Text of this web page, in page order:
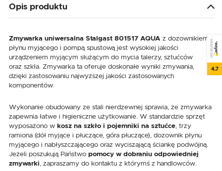
Opis produktu
Zmywarka uniwersalna Stalgast 801517 AQUA z dozownikiem
płynu myjącego i pompą spustową jest wysokiej jakości
urządzeniem myjącym służącym do mycia talerzy, sztućców
oraz szkła. Zmywarka ta oferuje doskonałe wyniki zmywania,
dzięki zastosowaniu najwyższej jakości zastosowanych
komponentów.
Wykonanie obudowany ze stali nierdzewnej sprawia, że zmywarka
zapewnia łatwe i higieniczne użytkowanie. W standardzie sprzęt
wyposażono w kosz na szkło i pojemniki na sztućce , trzy
ramiona (dół myjące i płuczące, góra płuczące), dozownik płynu
myjącego i nabłyszczającego oraz wyciszającą ściankę podwójną.
Jeżeli poszukują Państwo pomocy w dobraniu odpowiedniej
zmywarki , zapraszamy do kontaktu z którymś z handlowców.
SEE REVIEWS
4.7